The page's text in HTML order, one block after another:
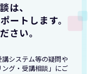
は、
ートします。
さい。
システム等の疑問や
グ・受講相談」にご